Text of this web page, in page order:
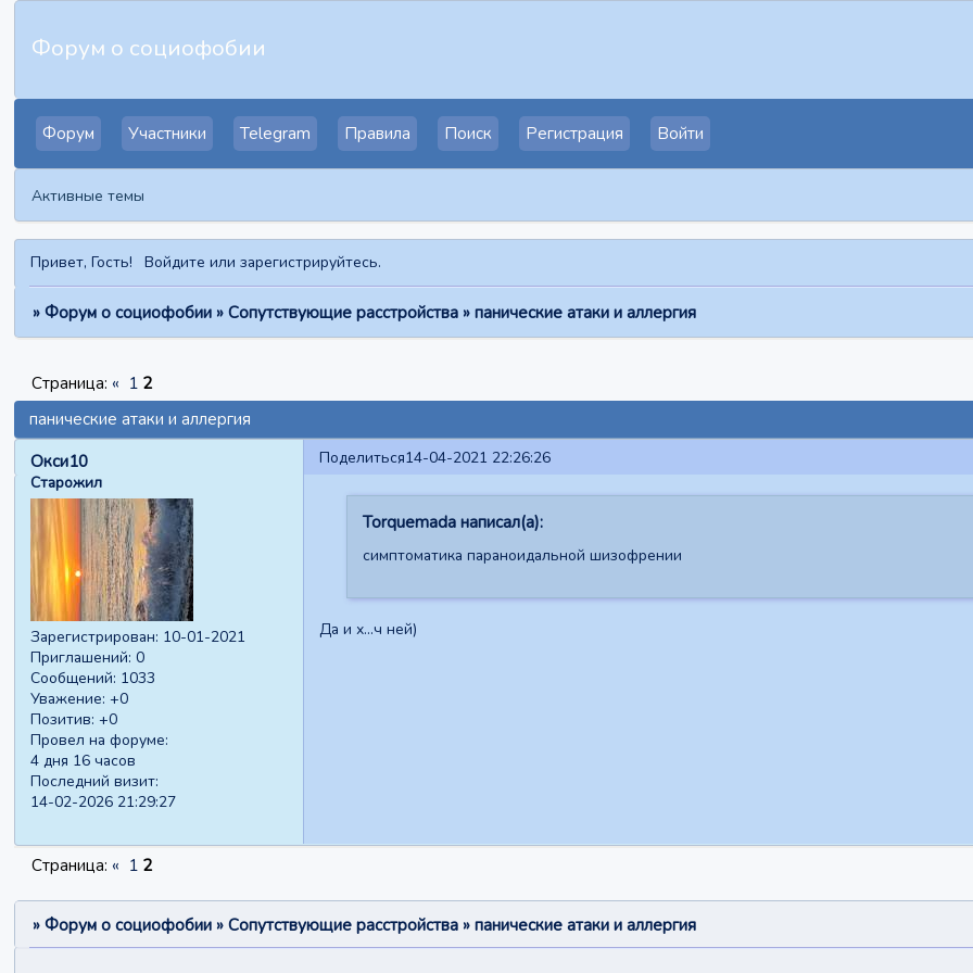
Форум о социофобии
Форум Участники Telegram Правила Поиск Регистрация Войти
Активные темы
Привет, Гость! Войдите илизарегистрируйтесь.
» Форум о социофобии » Сопутствующие расстройства » панические атаки и аллергия
панические атаки и аллергия
Страница: « 1 2
Поделиться14-04-2021 22:26:26
Окси10
Старожил
Зарегистрирован: 10-01-2021
Приглашений: 0
Сообщений: 1033
Уважение: +0
Позитив: +0
Провел на форуме:
4 дня 16 часов
Последний визит:
14-02-2026 21:29:27
Torquemada написал(а):
симптоматика параноидальной шизофрении
Да и х...ч ней)
Страница: « 1 2
» Форум о социофобии » Сопутствующие расстройства » панические атаки и аллергия